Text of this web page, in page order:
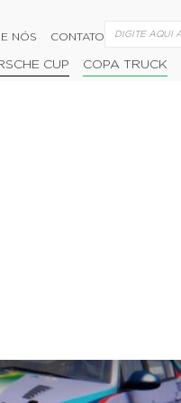
NÓS CONTATO
CUP COPA TRUCK